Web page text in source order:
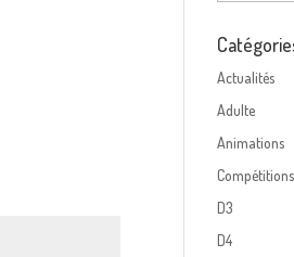
Actualités
Adulte
Animations
Compétitions
D3
D4